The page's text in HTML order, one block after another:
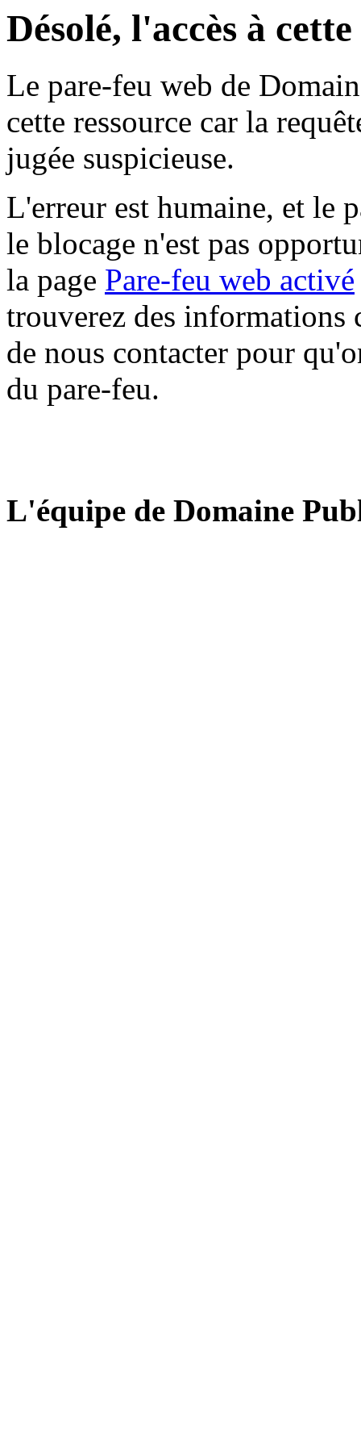
Désolé, l'accès à
Le pare-feu web de
cette ressource car la
jugée suspicieuse.
L'erreur est humaine, et le
le blocage n'est pas
la page Pare-feu web activé
trouverez des informations
de nous contacter pour
du pare-feu.
L'équipe de Domaine